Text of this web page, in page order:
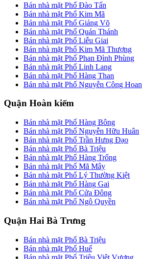
Bán nhà mặt Phố Đào Tấn
Bán nhà mặt Phố Kim Mã
Bán nhà mặt Phố Giảng Võ
Bán nhà mặt Phố Quán Thánh
Bán nhà mặt Phố Liễu Giai
Bán nhà mặt Phố Kim Mã Thượng
Bán nhà mặt Phố Phan Đình Phùng
Bán nhà mặt Phố Linh Lang
Bán nhà mặt Phố Hàng Than
Bán nhà mặt Phố Nguyễn Công Hoan
Quận Hoàn kiếm
Bán nhà mặt Phố Hàng Bông
Bán nhà mặt Phố Nguyễn Hữu Huân
Bán nhà mặt Phố Trần Hưng Đạo
Bán nhà mặt Phố Bà Triệu
Bán nhà mặt Phố Hàng Trống
Bán nhà mặt Phố Mã Mây
Bán nhà mặt Phố Lý Thường Kiệt
Bán nhà mặt Phố Hàng Gai
Bán nhà mặt Phố Cửa Đông
Bán nhà mặt Phố Ngô Quyền
Quận Hai Bà Trưng
Bán nhà mặt Phố Bà Triệu
Bán nhà mặt Phố Huế
Bán nhà mặt Phố Triệu Việt Vương